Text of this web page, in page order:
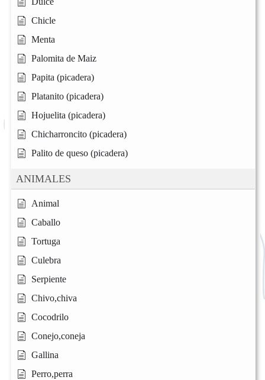
Chicle
Menta
Palomita de Maiz
Papita (picadera)
Platanito (picadera)
Hojuelita (picadera)
Chicharroncito (picadera)
Palito de queso (picadera)
ANIMALES
Animal
Caballo
Tortuga
Culebra
Serpiente
Chivo,chiva
Cocodrilo
Conejo,coneja
Gallina
Perro,perra